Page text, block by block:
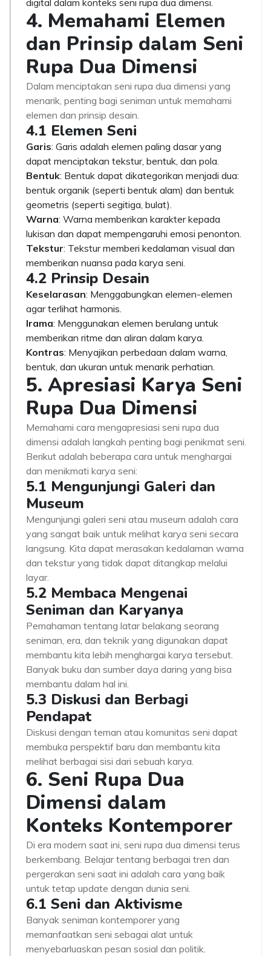
digital dalam konteks seni rupa dua dimensi.
4. Memahami Elemen
dan Prinsip dalam Seni
Rupa Dua Dimensi
Dalam menciptakan seni rupa dua dimensi yang
menarik, penting bagi seniman untuk memahami
elemen dan prinsip desain.
4.1 Elemen Seni
Garis: Garis adalah elemen paling dasar yang
dapat menciptakan tekstur, bentuk, dan pola.
Bentuk: Bentuk dapat dikategorikan menjadi dua:
bentuk organik (seperti bentuk alam) dan bentuk
geometris (seperti segitiga, bulat).
Warna: Warna memberikan karakter kepada
lukisan dan dapat mempengaruhi emosi penonton.
Tekstur: Tekstur memberi kedalaman visual dan
memberikan nuansa pada karya seni.
4.2 Prinsip Desain
Keselarasan: Menggabungkan elemen-elemen
agar terlihat harmonis.
Irama: Menggunakan elemen berulang untuk
memberikan ritme dan aliran dalam karya.
Kontras: Menyajikan perbedaan dalam warna,
bentuk, dan ukuran untuk menarik perhatian.
5. Apresiasi Karya Seni
Rupa Dua Dimensi
Memahami cara mengapresiasi seni rupa dua
dimensi adalah langkah penting bagi penikmat seni.
Berikut adalah beberapa cara untuk menghargai
dan menikmati karya seni:
5.1 Mengunjungi Galeri dan
Museum
Mengunjungi galeri seni atau museum adalah cara
yang sangat baik untuk melihat karya seni secara
langsung. Kita dapat merasakan kedalaman warna
dan tekstur yang tidak dapat ditangkap melalui
layar.
5.2 Membaca Mengenai
Seniman dan Karyanya
Pemahaman tentang latar belakang seorang
seniman, era, dan teknik yang digunakan dapat
membantu kita lebih menghargai karya tersebut.
Banyak buku dan sumber daya daring yang bisa
membantu dalam hal ini.
5.3 Diskusi dan Berbagi
Pendapat
Diskusi dengan teman atau komunitas seni dapat
membuka perspektif baru dan membantu kita
melihat berbagai sisi dari sebuah karya.
6. Seni Rupa Dua
Dimensi dalam
Konteks Kontemporer
Di era modern saat ini, seni rupa dua dimensi terus
berkembang. Belajar tentang berbagai tren dan
pergerakan seni saat ini adalah cara yang baik
untuk tetap update dengan dunia seni.
6.1 Seni dan Aktivisme
Banyak seniman kontemporer yang
memanfaatkan seni sebagai alat untuk
menyebarluaskan pesan sosial dan politik.